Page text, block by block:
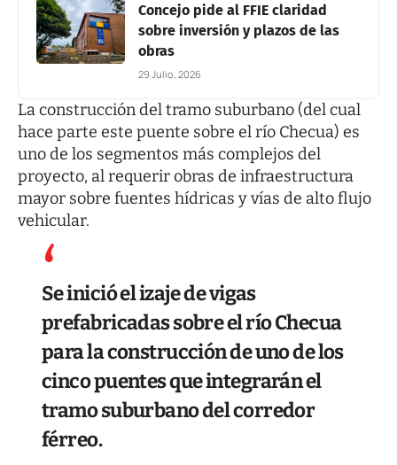
Concejo pide al FFIE claridad
sobre inversión y plazos de las
obras
29 Julio, 2026
La construcción del tramo suburbano (del cual
hace parte este puente sobre el río Checua) es
uno de los segmentos más complejos del
proyecto, al requerir obras de infraestructura
mayor sobre fuentes hídricas y vías de alto flujo
vehicular.
Se inició el izaje de vigas
prefabricadas sobre el río Checua
para la construcción de uno de los
cinco puentes que integrarán el
tramo suburbano del corredor
férreo.